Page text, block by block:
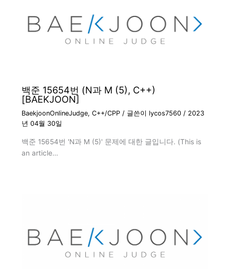
백준 15654번 (N과 M (5), C++)
[BAEKJOON]
BaekjoonOnlineJudge, C++/CPP/ 글쓴이 lycos7560 / 2023
년 04월 30일
백준 15654번 'N과 M (5)' 문제에 대한 글입니다. (This is
an article…